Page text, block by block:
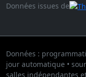
Données issues de
Données :
jour automatique •
salles indépendantes